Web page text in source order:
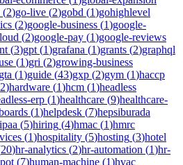
(2)go-live (2)gobd (1)gohighlevel
(2)google-business (1)google-
(2)google-pay (1)google-reviews
(3)gpt (1)grafana (1)grants (2)graphql
(1)gri (2)growing-business
gta (1)guide (43)gxp (2)gym (1)haccp
2)hardware (1)hcm (1)headless
erp (1)healthcare (9)healthcare-
(1)helpdesk (7)hepsiburada
(5)hiring (4)hmac (1)hmrc
(1)hospitality (5)hosting (3)hotel
20)hr-analytics (2)hr-automation (1)hr-
(7)human-machine (1)hvac